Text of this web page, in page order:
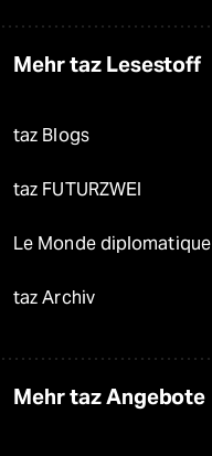
Mehr taz Lesestoff
taz Blogs
taz FUTURZWEI
Le Monde diplomatique
taz Archiv
Mehr taz Angebote